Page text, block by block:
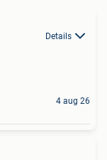
Details
4 aug 26